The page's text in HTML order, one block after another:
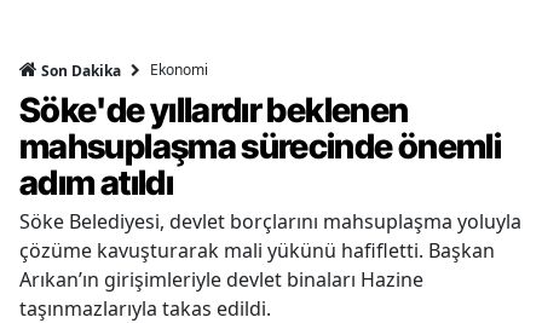
Son Dakika Ekonomi
Söke'de yıllardır beklenen
mahsuplaşma sürecinde önemli
adım atıldı
Söke Belediyesi, devlet borçlarını mahsuplaşma yoluyla
çözüme kavuşturarak mali yükünü hafifletti. Başkan
Arıkan’ın girişimleriyle devlet binaları Hazine
taşınmazlarıyla takas edildi.